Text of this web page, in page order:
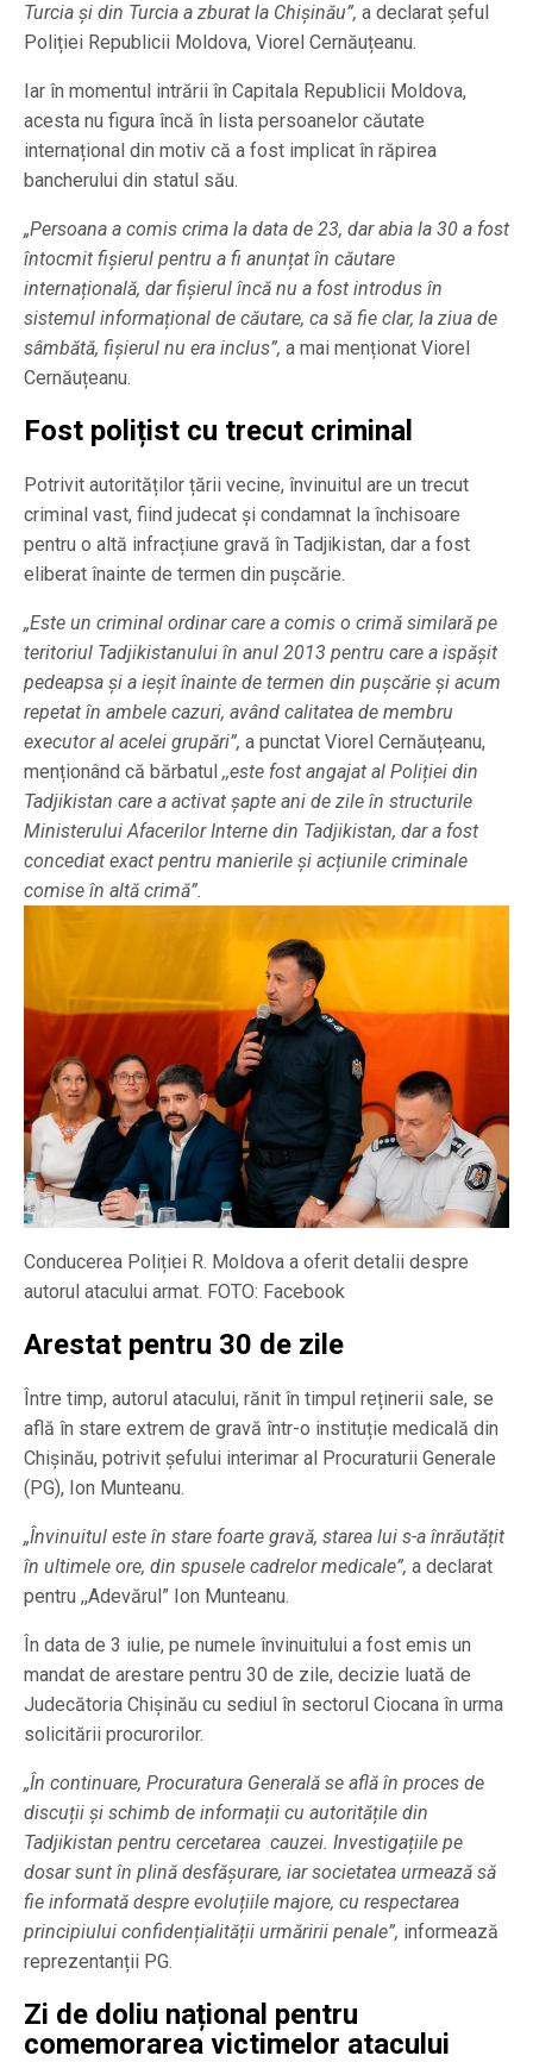
Turcia și din Turcia a zburat la Chișinău”, a declarat șeful
Poliției Republicii Moldova, Viorel Cernăuțeanu.
Iar în momentul intrării în Capitala Republicii Moldova,
acesta nu figura încă în lista persoanelor căutate
internațional din motiv că a fost implicat în răpirea
bancherului din statul său.
„Persoana a comis crima la data de 23, dar abia la 30 a fost
întocmit fișierul pentru a fi anunțat în căutare
internațională, dar fișierul încă nu a fost introdus în
sistemul informațional de căutare, ca să fie clar, la ziua de
sâmbătă, fișierul nu era inclus”, a mai menționat Viorel
Cernăuțeanu.
Fost polițist cu trecut criminal
Potrivit autorităților țării vecine, învinuitul are un trecut
criminal vast, fiind judecat și condamnat la închisoare
pentru o altă infracțiune gravă în Tadjikistan, dar a fost
eliberat înainte de termen din pușcărie.
„Este un criminal ordinar care a comis o crimă similară pe
teritoriul Tadjikistanului în anul 2013 pentru care a ispășit
pedeapsa și a ieșit înainte de termen din pușcărie și acum
repetat în ambele cazuri, având calitatea de membru
executor al acelei grupări”, a punctat Viorel Cernăuțeanu,
menționând că bărbatul ,,este fost angajat al Poliției din
Tadjikistan care a activat șapte ani de zile în structurile
Ministerului Afacerilor Interne din Tadjikistan, dar a fost
concediat exact pentru manierile și acțiunile criminale
comise în altă crimă”.
Conducerea Poliției R. Moldova a oferit detalii despre
autorul atacului armat. FOTO: Facebook
Arestat pentru 30 de zile
Între timp, autorul atacului, rănit în timpul reținerii sale, se
află în stare extrem de gravă într-o instituție medicală din
Chișinău, potrivit șefului interimar al Procuraturii Generale
(PG), Ion Munteanu.
„Învinuitul este în stare foarte gravă, starea lui s-a înrăutățit
în ultimele ore, din spusele cadrelor medicale”, a declarat
pentru ,,Adevărul” Ion Munteanu.
În data de 3 iulie, pe numele învinuitului a fost emis un
mandat de arestare pentru 30 de zile, decizie luată de
Judecătoria Chișinău cu sediul în sectorul Ciocana în urma
solicitării procurorilor.
„În continuare, Procuratura Generală se află în proces de
discuții și schimb de informații cu autoritățile din
Tadjikistan pentru cercetarea cauzei. Investigațiile pe
dosar sunt în plină desfășurare, iar societatea urmează să
fie informată despre evoluțiile majore, cu respectarea
principiului confidențialității urmăririi penale”, informează
reprezentanții PG.
Zi de doliu național pentru
comemorarea victimelor atacului